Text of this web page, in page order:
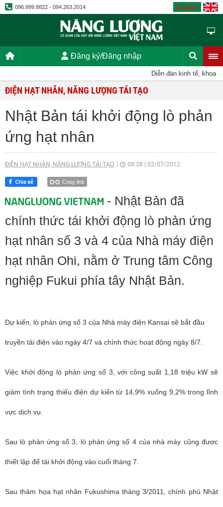
096.999.8822 - 094.263.2014 English
Đăng ký/Đăng nhập
Diễn đàn kinh tế, khoa
ĐIỆN HẠT NHÂN, NĂNG LƯỢNG TÁI TẠO
Nhật Bản tái khởi động lò phản
ứng hạt nhân
ĐIỆN HẠT NHÂN, NĂNG LƯỢNG TÁI TẠO 08:28 02/07/2012
Copy link
- Nhật Bản đã
chính thức tái khởi động lò phản ứng
hạt nhân số 3 và 4 của Nhà máy điện
hạt nhân Ohi, nằm ở Trung tâm Công
nghiệp Fukui phía tây Nhật Bản.
Dự kiến, lò phản ứng số 3 của Nhà máy điện Kansai sẽ bắt đầu
truyền tải điện vào ngày 4/7 và chính thức hoạt động ngày 8/7.
Việc khởi động lò phản ứng số 3, với công suất 1,18 triệu kW sẽ
giảm tình trạng thiếu điện dự kiến từ 14,9% xuống 9,2% trong lĩnh
vực dịch vụ.
Sau lò phản ứng số 3, lò phản ứng số 4 của nhà máy cũng được
thiết lập để tái khởi động vào cuối tháng 7.
Sau thảm họa hạt nhân Fukushima tháng 3/2011, chính phủ Nhật